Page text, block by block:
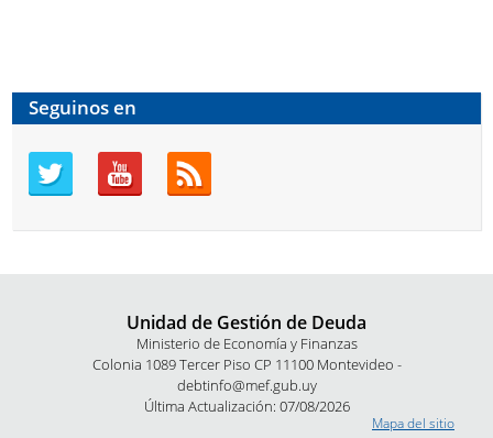
Seguinos en
Unidad de Gestión de Deuda
Ministerio de Economía y Finanzas
Colonia 1089 Tercer Piso CP 11100 Montevideo -
debtinfo@mef.gub.uy
Última Actualización: 07/08/2026
Mapa del sitio